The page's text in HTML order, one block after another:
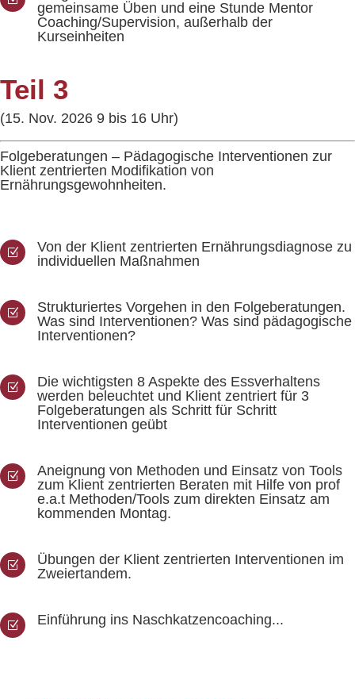
gemeinsame Üben und eine Stunde Mentor
Coaching/Supervision, außerhalb der
Kurseinheiten
Teil 3
(15. Nov. 2026 9 bis 16 Uhr)
Folgeberatungen – Pädagogische Interventionen zur
Klient zentrierten Modifikation von
Ernährungsgewohnheiten.
Z
Von der Klient zentrierten Ernährungsdiagnose zu
individuellen Maßnahmen
Z
Strukturiertes Vorgehen in den Folgeberatungen.
Was sind Interventionen? Was sind pädagogische
Interventionen?
Z
Die wichtigsten 8 Aspekte des Essverhaltens
werden beleuchtet und Klient zentriert für 3
Folgeberatungen als Schritt für Schritt
Interventionen geübt
Z
Aneignung von Methoden und Einsatz von Tools
zum Klient zentrierten Beraten mit Hilfe von prof
e.a.t Methoden/Tools zum direkten Einsatz am
kommenden Montag.
Z
Übungen der Klient zentrierten Interventionen im
Zweiertandem.
Z Einführung ins Naschkatzencoaching...